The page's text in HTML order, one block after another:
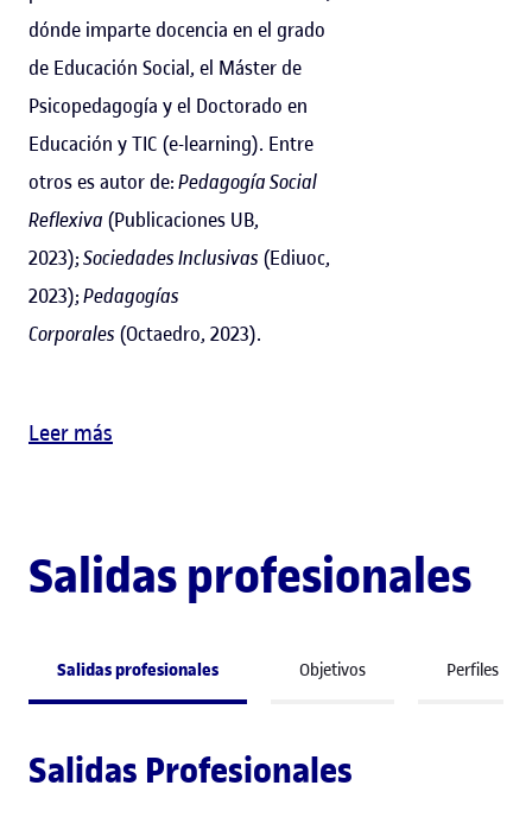
dónde imparte docencia en el grado
de Educación Social, el Máster de
Psicopedagogía y el Doctorado en
Educación y TIC (e-learning). Entre
otros es autor de:Pedagogía Social
Reflexiva (Publicaciones UB,
2023);Sociedades Inclusivas (Ediuoc,
2023);Pedagogías
Corporales (Octaedro, 2023).
Leer más
Salidas profesionales
Salidas profesionales Objetivos Perfiles
Salidas Profesionales